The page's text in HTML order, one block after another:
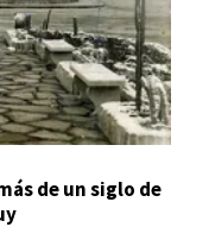
de un siglo de